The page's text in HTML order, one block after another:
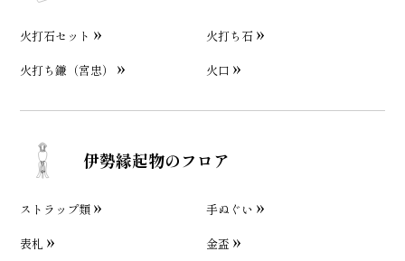
火打石セット
火打ち石
火打ち鎌（宮忠）
火口
伊勢縁起物のフロア
ストラップ類
手ぬぐい
表札
金盃